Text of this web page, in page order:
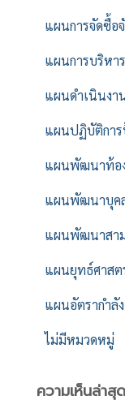
แผนการจัดซื้อ
แผนการบริหา
แผนดำเนินงา
แผนปฏิบัติการ
แผนพัฒนาท้อ
แผนพัฒนาบุค
แผนพัฒนาสา
แผนยุทธ์ศาส
แผนอัตรากำลั
ไม่มีหมวดหมู่
ความเห็นล่าสุด